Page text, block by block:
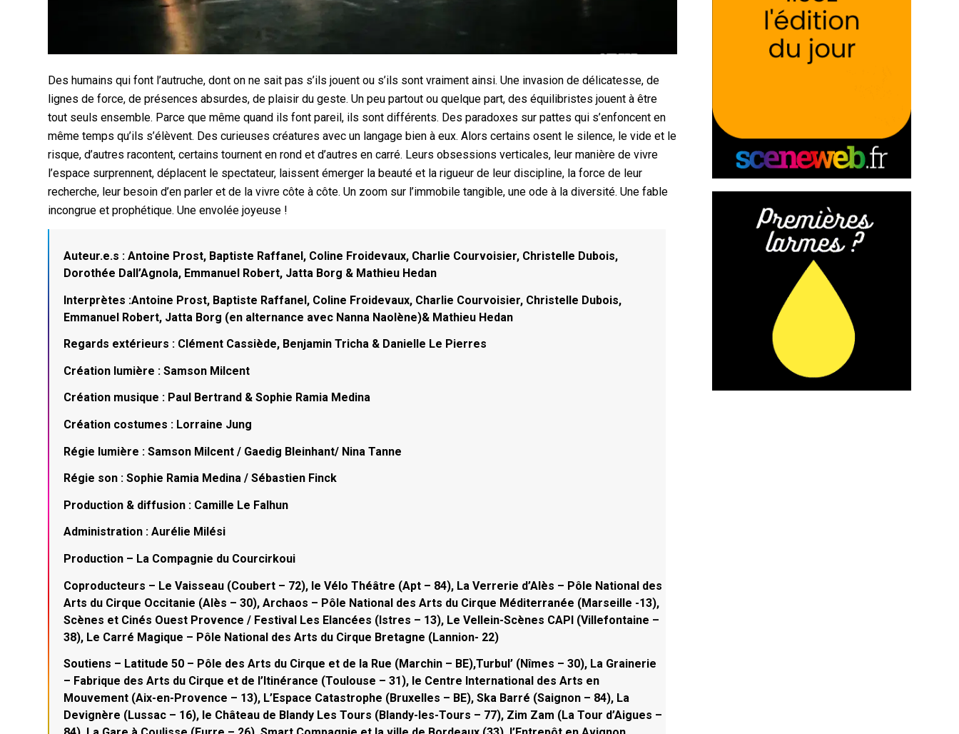
Des humains qui font l’autruche, dont on ne sait pas s’ils jouent ou s’ils sont vraiment ainsi. Une invasion de délicatesse, de
lignes de force, de présences absurdes, de plaisir du geste. Un peu partout ou quelque part, des équilibristes jouent à être
tout seuls ensemble. Parce que même quand ils font pareil, ils sont différents. Des paradoxes sur pattes qui s’enfoncent en
même temps qu’ils s’élèvent. Des curieuses créatures avec un langage bien à eux. Alors certains osent le silence, le vide et le
risque, d’autres racontent, certains tournent en rond et d’autres en carré. Leurs obsessions verticales, leur manière de vivre
l’espace surprennent, déplacent le spectateur, laissent émerger la beauté et la rigueur de leur discipline, la force de leur
recherche, leur besoin d’en parler et de la vivre côte à côte. Un zoom sur l’immobile tangible, une ode à la diversité. Une fable
incongrue et prophétique. Une envolée joyeuse !
Auteur.e.s : Antoine Prost, Baptiste Raffanel, Coline Froidevaux, Charlie Courvoisier, Christelle Dubois,
Dorothée Dall’Agnola, Emmanuel Robert, Jatta Borg & Mathieu Hedan
Interprètes :Antoine Prost, Baptiste Raffanel, Coline Froidevaux, Charlie Courvoisier, Christelle Dubois,
Emmanuel Robert, Jatta Borg (en alternance avec Nanna Naolène)& Mathieu Hedan
Regards extérieurs : Clément Cassiède, Benjamin Tricha & Danielle Le Pierres
Création lumière : Samson Milcent
Création musique : Paul Bertrand & Sophie Ramia Medina
Création costumes : Lorraine Jung
Régie lumière : Samson Milcent / Gaedig Bleinhant/ Nina Tanne
Régie son : Sophie Ramia Medina / Sébastien Finck
Production & diffusion : Camille Le Falhun
Administration : Aurélie Milési
Production – La Compagnie du Courcirkoui
Coproducteurs – Le Vaisseau (Coubert – 72), le Vélo Théâtre (Apt – 84), La Verrerie d’Alès – Pôle National des
Arts du Cirque Occitanie (Alès – 30), Archaos – Pôle National des Arts du Cirque Méditerranée (Marseille -13),
Scènes et Cinés Ouest Provence / Festival Les Elancées (Istres – 13), Le Vellein-Scènes CAPI (Villefontaine –
38), Le Carré Magique – Pôle National des Arts du Cirque Bretagne (Lannion- 22)
Soutiens – Latitude 50 – Pôle des Arts du Cirque et de la Rue (Marchin – BE),Turbul’ (Nîmes – 30), La Grainerie
– Fabrique des Arts du Cirque et de l’Itinérance (Toulouse – 31), le Centre International des Arts en
Mouvement (Aix-en-Provence – 13), L’Espace Catastrophe (Bruxelles – BE), Ska Barré (Saignon – 84), La
Devignère (Lussac – 16), le Château de Blandy Les Tours (Blandy-les-Tours – 77), Zim Zam (La Tour d’Aigues –